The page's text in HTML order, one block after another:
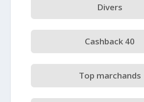
Divers
Cashback 40
Top marchands